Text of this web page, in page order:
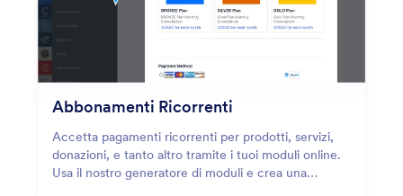
Abbonamenti Ricorrenti
Accetta pagamenti ricorrenti per prodotti, servizi,
donazioni, e tanto altro tramite i tuoi moduli online.
Usa il nostro generatore di moduli e crea una